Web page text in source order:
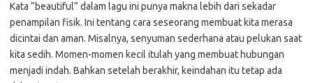
Kata “beautiful” dalam lagu ini punya makna lebih dari sekadar
penampilan fisik. Ini tentang cara seseorang membuat kita merasa
dicintai dan aman. Misalnya, senyuman sederhana atau pelukan saat
kita sedih. Momen-momen kecil itulah yang membuat hubungan
menjadi indah. Bahkan setelah berakhir, keindahan itu tetap ada